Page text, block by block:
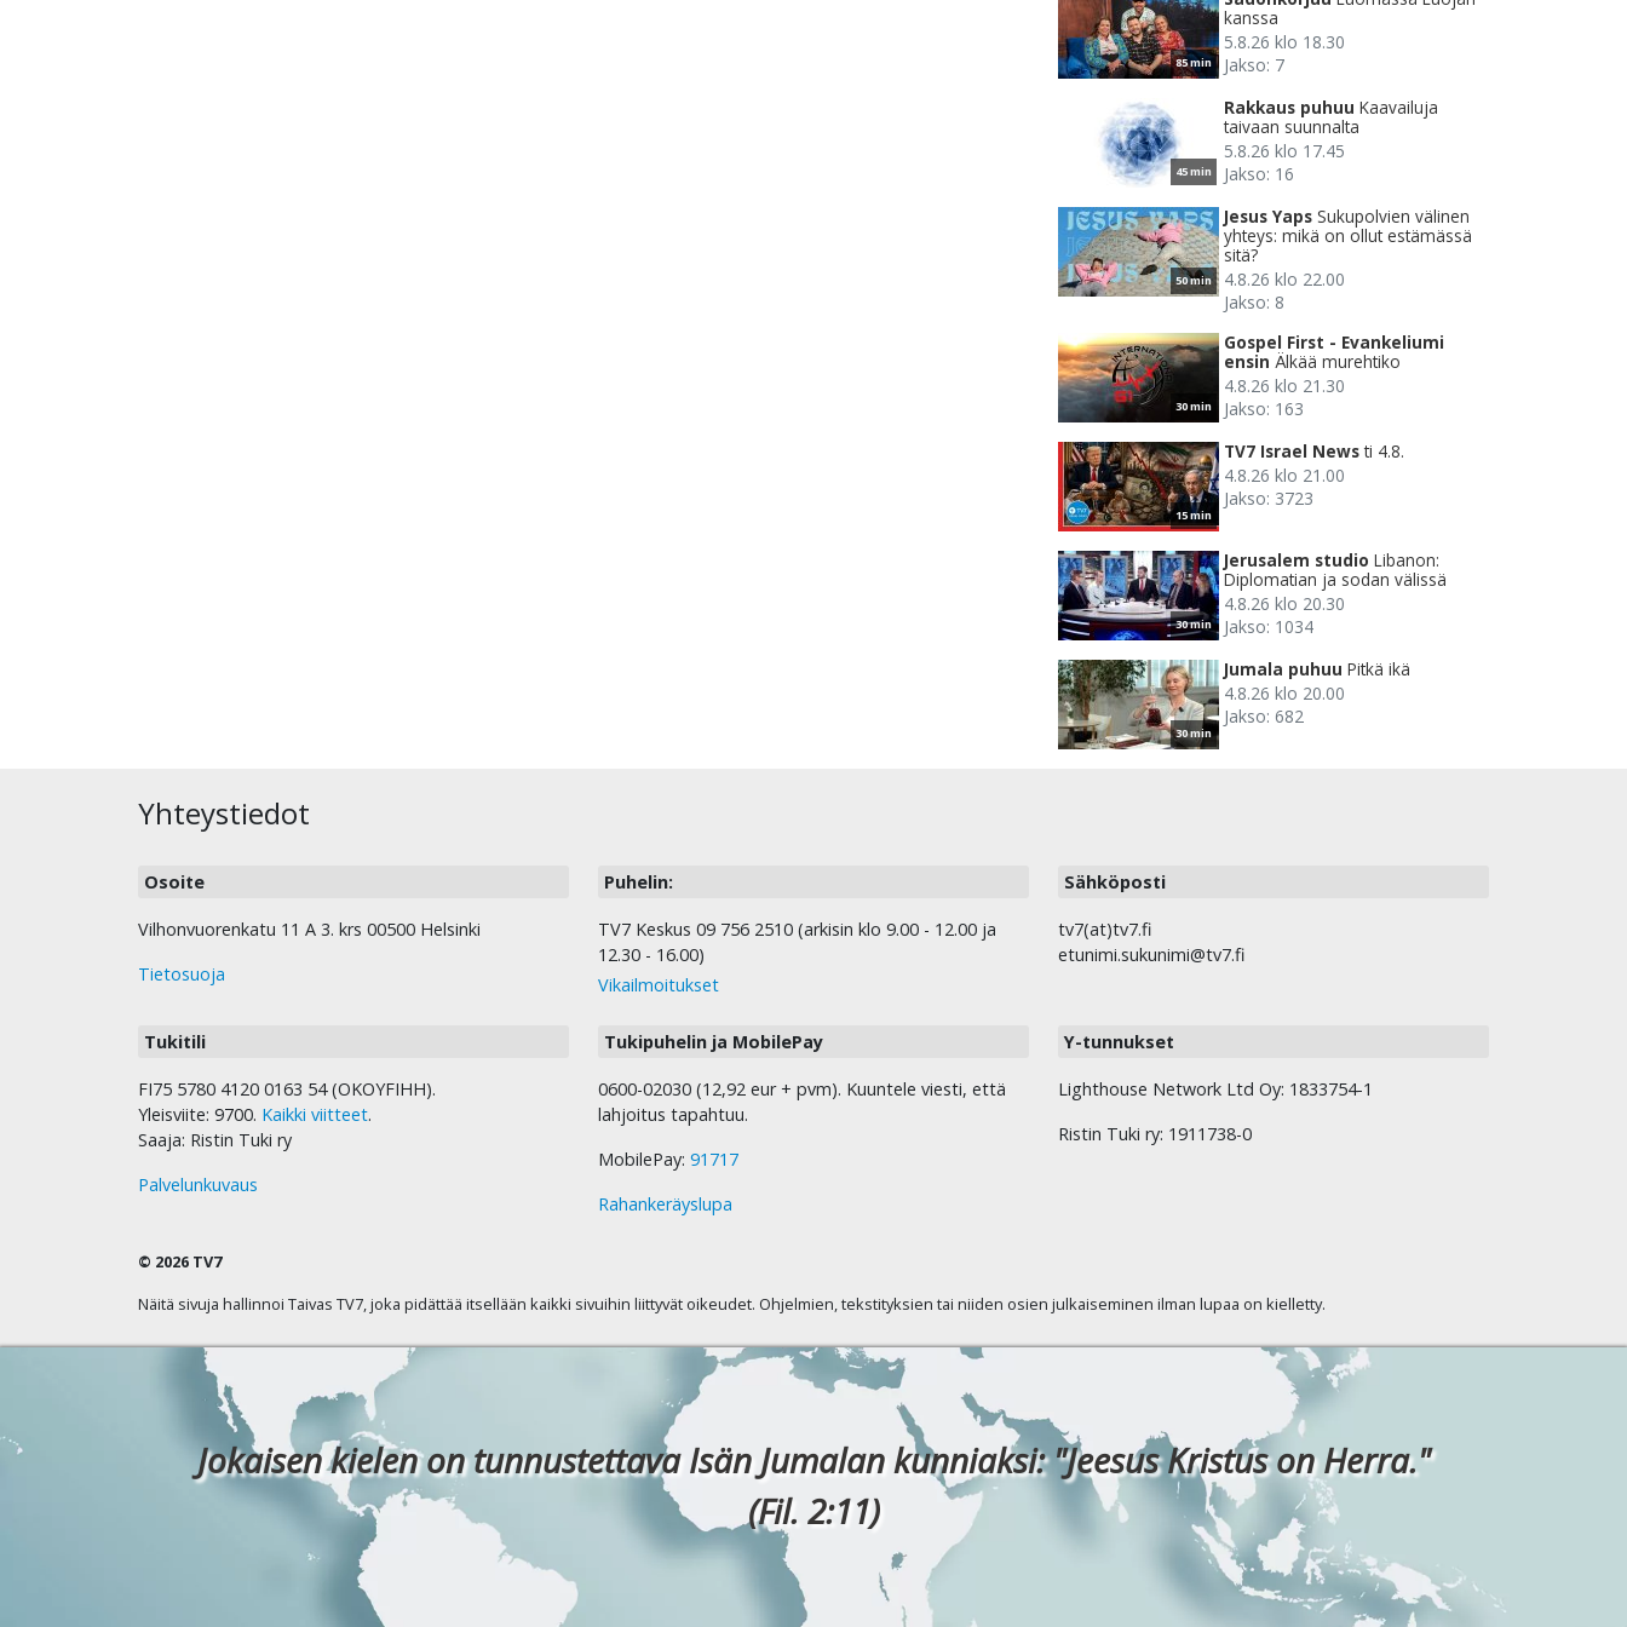
85 min
kanssa
5.8.26 klo 18.30
Jakso: 7
45 min
Rakkaus puhuu Kaavailuja
taivaan suunnalta
5.8.26 klo 17.45
Jakso: 16
50 min
Jesus Yaps Sukupolvien välinen
yhteys: mikä on ollut estämässä
sitä?
4.8.26 klo 22.00
Jakso: 8
30 min
Gospel First - Evankeliumi
ensin Älkää murehtiko
4.8.26 klo 21.30
Jakso: 163
15 min
TV7 Israel News ti 4.8.
4.8.26 klo 21.00
Jakso: 3723
30 min
Jerusalem studio Libanon:
Diplomatian ja sodan välissä
4.8.26 klo 20.30
Jakso: 1034
30 min
Jumala puhuu Pitkä ikä
4.8.26 klo 20.00
Jakso: 682
Yhteystiedot
Osoite
Vilhonvuorenkatu 11 A 3. krs 00500 Helsinki
Tietosuoja
Puhelin:
TV7 Keskus 09 756 2510 (arkisin klo 9.00 - 12.00 ja
12.30 - 16.00)
Vikailmoitukset
Sähköposti
tv7(at)tv7.fi
etunimi.sukunimi@tv7.fi
Tukitili
FI75 5780 4120 0163 54 (OKOYFIHH).
Yleisviite: 9700. Kaikki viitteet.
Saaja: Ristin Tuki ry
Palvelunkuvaus
Tukipuhelin ja MobilePay
0600-02030 (12,92 eur + pvm). Kuuntele viesti, että
lahjoitus tapahtuu.
MobilePay: 91717
Rahankeräyslupa
Y-tunnukset
Lighthouse Network Ltd Oy: 1833754-1
Ristin Tuki ry: 1911738-0
© 2026 TV7
Näitä sivuja hallinnoi Taivas TV7, joka pidättää itsellään kaikki sivuihin liittyvät oikeudet. Ohjelmien, tekstityksien tai niiden osien julkaiseminen ilman lupaa on kielletty.
Jokaisen kielen on tunnustettava Isän Jumalan kunniaksi: "Jeesus Kristus on Herra."
(Fil. 2:11)